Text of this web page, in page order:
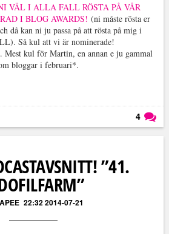
VÄL I ALLA FALL RÖSTA PÅ VÅR
I BLOG AWARDS! (ni måste rösta er
då kan ni ju passa på att rösta på mig i
Så kul att vi är nominerade!
Mest kul för Martin, en annan e ju gammal
bloggar i februari*.
4
”41.
22:32 2014-07-21